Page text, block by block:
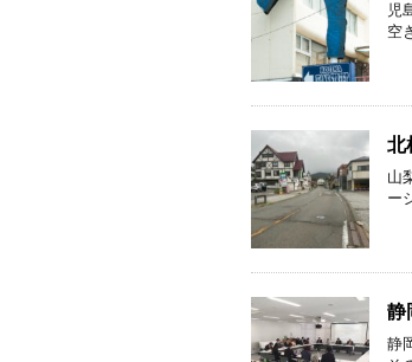
児
空
北
山
ー
静
静